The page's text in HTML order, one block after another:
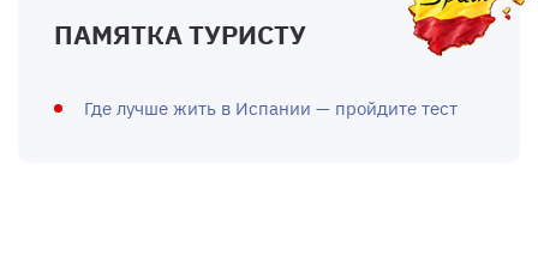
ПАМЯТКА ТУРИСТУ
Где лучше жить в Испании — пройдите тест